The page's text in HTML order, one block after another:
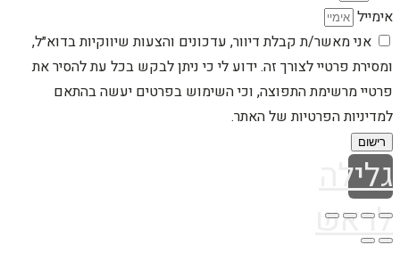
אימייל
אני מאשר/ת קבלת דיוור, עדכונים והצעות שיווקיות בדוא״ל,
ומסירת פרטיי לצורך זה. ידוע לי כי ניתן לבקש בכל עת להסיר את
פרטיי מרשימת התפוצה, וכי השימוש בפרטים יעשה בהתאם
למדיניות הפרטיות של האתר.
רישום
גלילה
לראש